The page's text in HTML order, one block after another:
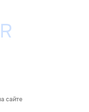
сайте